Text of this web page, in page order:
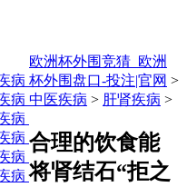
病
病
病
病
病
病
欧洲杯外围竞猜_欧洲
杯外围盘口-投注|官网 >
中医疾病 > 肝肾疾病 >
合理的饮食能
将肾结石“拒之